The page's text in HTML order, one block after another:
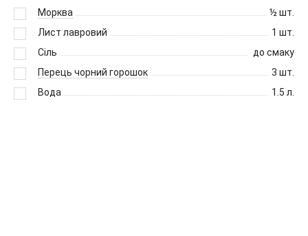
Морква
½ шт.
Лист лавровий
1 шт.
Сіль
до смаку
Перець чорний горошок
3 шт.
Вода
1.5 л.